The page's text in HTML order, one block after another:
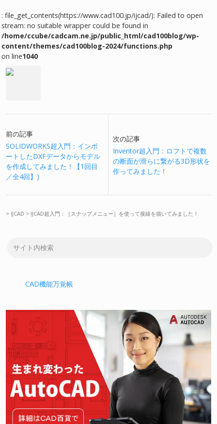
: file_get_contents(https://www.cad100.jp/ijcad/): Failed to open
stream: no suitable wrapper could be found in
/home/ccube/cadcam.ne.jp/public_html/cad100blog/wp-
content/themes/cad100blog-2024/functions.php
on line1040
前の記事
SOLIDWORKS超入門：インポ
ートしたDXFデータからモデル
を作成してみました！【1回目
／全4回】)
次の記事
Inventor超入門：ロフトで複数
の断面が滑らに繋がる3D形状を
作ってみました！
> IJCAD > IJCAD超入門：［スナップメニュー］を使って接線を描いてみました！
CAD機能万覚帳